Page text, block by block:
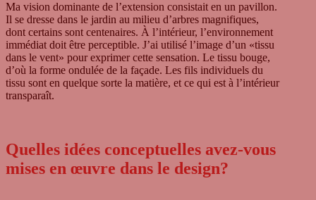
Ma vision domi­nante de l’extension con­si­stait en un pavil­lon.
Il se dresse dans le jar­din au milieu d’arbres magni­fi­ques,
dont cer­ta­ins sont cen­ten­aires. À l’intérieur, l’environnement
immé­diat doit être per­cep­ti­ble. J’ai uti­lisé l’image d’un «tissu
dans le vent» pour expri­mer cette sen­sa­tion. Le tissu bouge,
d’où la forme ondulée de la façade. Les fils indi­vi­du­els du
tissu sont en quel­que sorte la matière, et ce qui est à l’intérieur
trans­pa­raît.
Quelles idées conceptuelles avez-vous
mises en œuvre dans le design?